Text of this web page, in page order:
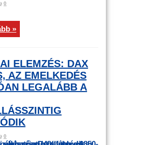
0
»
ELEMZÉS: DAX
AZ EMELKEDÉS
LEGALÁBB A
0